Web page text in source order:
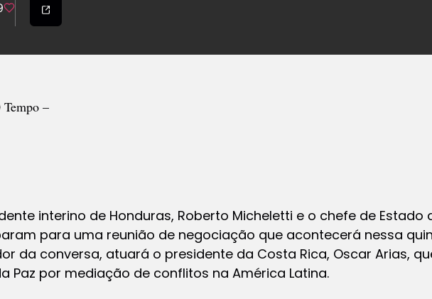
Tempo –
interino de Honduras, Roberto Micheletti e o chefe de Estado
para uma reunião de negociação que acontecerá nessa
da conversa, atuará o presidente da Costa Rica, Oscar Arias,
Paz por mediação de conflitos na América Latina.